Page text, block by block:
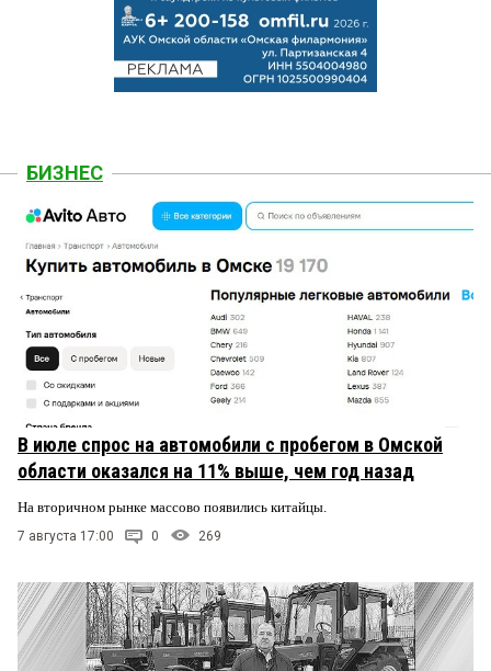
БИЗНЕС
В июле спрос на автомобили с пробегом в Омской
области оказался на 11% выше, чем год назад
На вторичном рынке массово появились китайцы.
7 августа 17:00 0 269